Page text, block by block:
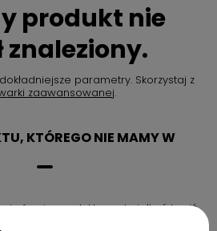
produkt nie
znaleziony.
parametry. Skorzystaj z
zaawansowanej.
KTÓREGO NIE MAMY W
ofercie produktu, a chciałbyś kupić